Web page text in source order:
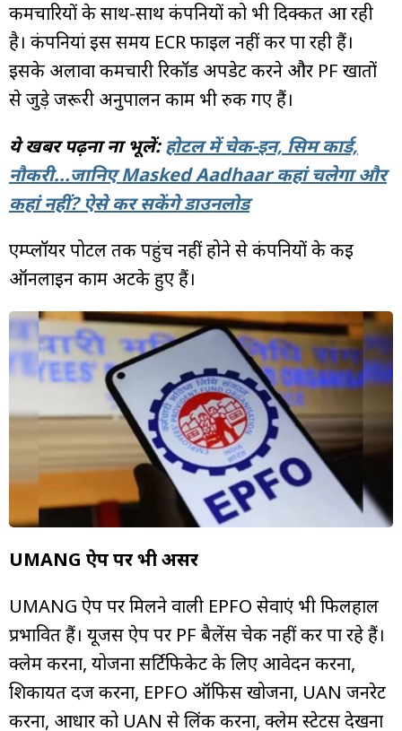
कर्मचारियों के साथ-साथ कंपनियों को भी दिक्कत आ रही
है। कंपनियां इस समय ECR फाइल नहीं कर पा रही हैं।
इसके अलावा कर्मचारी रिकॉर्ड अपडेट करने और PF खातों
से जुड़े जरूरी अनुपालन काम भी रुक गए हैं।
ये खबर पढ़ना ना भूलें:होटल में चेक-इन, सिम कार्ड,
नौकरी...जानिए Masked Aadhaar कहां चलेगा और
कहां नहीं? ऐसे कर सकेंगे डाउनलोड
एम्प्लॉयर पोर्टल तक पहुंच नहीं होने से कंपनियों के कई
ऑनलाइन काम अटके हुए हैं।
UMANG ऐप पर भी असर
UMANG ऐप पर मिलने वाली EPFO सेवाएं भी फिलहाल
प्रभावित हैं। यूजर्स ऐप पर PF बैलेंस चेक नहीं कर पा रहे हैं।
क्लेम करना, योजना सर्टिफिकेट के लिए आवेदन करना,
शिकायत दर्ज करना, EPFO ऑफिस खोजना, UAN जनरेट
करना, आधार को UAN से लिंक करना, क्लेम स्टेटस देखना